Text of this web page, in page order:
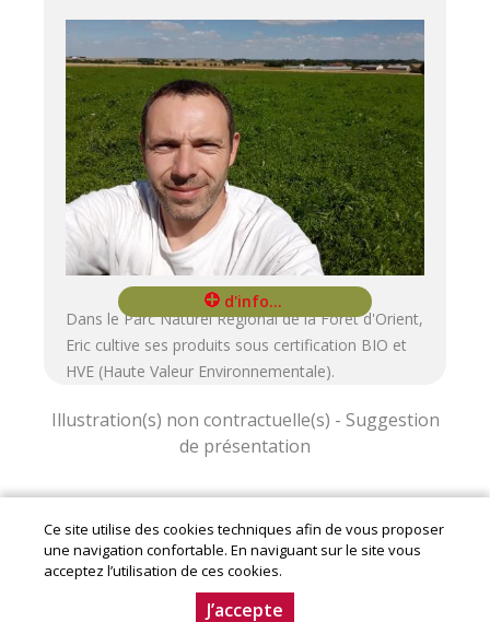
Dans le Parc Naturel Régional de la Foret d'Orient,
Eric cultive ses produits sous certification BIO et
HVE (Haute Valeur Environnementale).
Mentions légales|Conditions Générales de Ventes|
Charte producteur
© Copyright 2020-2024 - Aube en Champagne - Le
Département. Conception :Dynapse- Partenaire numérique
des circuits courts.
Ce site utilise des cookies techniques afin de vous proposer
une navigation confortable. En naviguant sur le site vous
acceptez l’utilisation de ces cookies.
J’accepte